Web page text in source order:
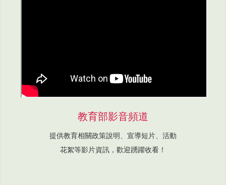
教育部影音頻道
提供教育相關政策說明、宣導短片、活動
花絮等影片資訊，歡迎踴躍收看！